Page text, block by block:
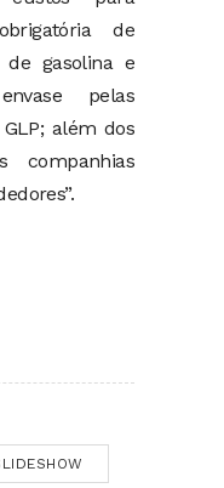
de
de gasolina e
pelas
além dos
companhias